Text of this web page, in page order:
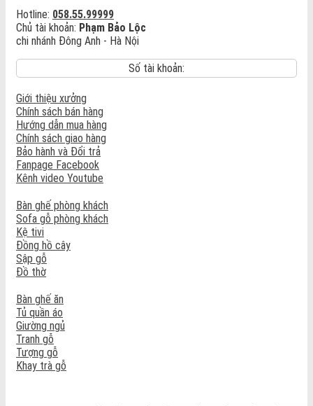
Hotline: 058.55.99999
Chủ tài khoản: Phạm Bảo Lộc
chi nhánh Đông Anh - Hà Nội
Số tài khoản:
Giới thiệu xưởng
Chính sách bán hàng
Hướng dẫn mua hàng
Chính sách giao hàng
Bảo hành và Đổi trả
Fanpage Facebook
Kênh video Youtube
Bàn ghế phòng khách
Sofa gỗ phòng khách
Kệ tivi
Đồng hồ cây
Sập gỗ
Đồ thờ
Bàn ghế ăn
Tủ quần áo
Giường ngủ
Tranh gỗ
Tượng gỗ
Khay trà gỗ